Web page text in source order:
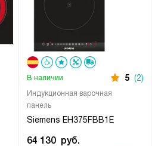
Индукционная варочная
панель
Siemens EH375FBB1E
В наличии 5 (2)
64 130 руб.